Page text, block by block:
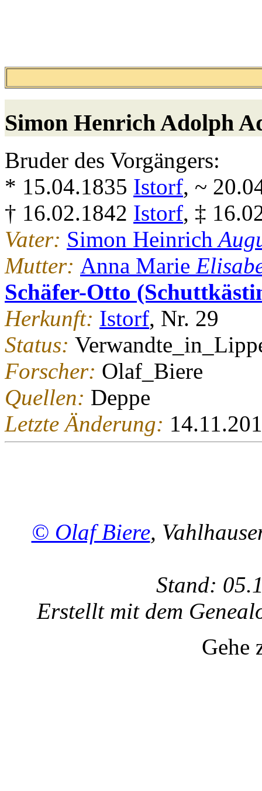
Simon Henrich Adolph
Bruder des Vorgängers:
* 15.04.1835 Istorf, ~
† 16.02.1842 Istorf, ‡
Vater: Simon Heinrich
Mutter: Anna Marie
Schäfer-Otto
Herkunft: Istorf, Nr. 29
Status:
Forscher: Olaf_Biere
Quellen: Deppe
Letzte Änderung:
© Olaf Biere,
Stand:
Erstellt mit dem
Gehe